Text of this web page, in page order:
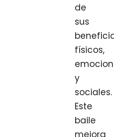
de
sus
físicos,
y
sociales.
Este
baile
mejora